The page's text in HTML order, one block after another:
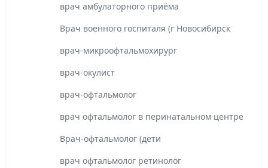
врач амбулаторного приёма
Врач военного госпиталя (г Новосибирск
врач-микроофтальмохирург
врач-окулист
врач-офтальмолог
врач офтальмолог в перинатальном центре
Врач-офтальмолог (дети
врач офтальмолог ретинолог